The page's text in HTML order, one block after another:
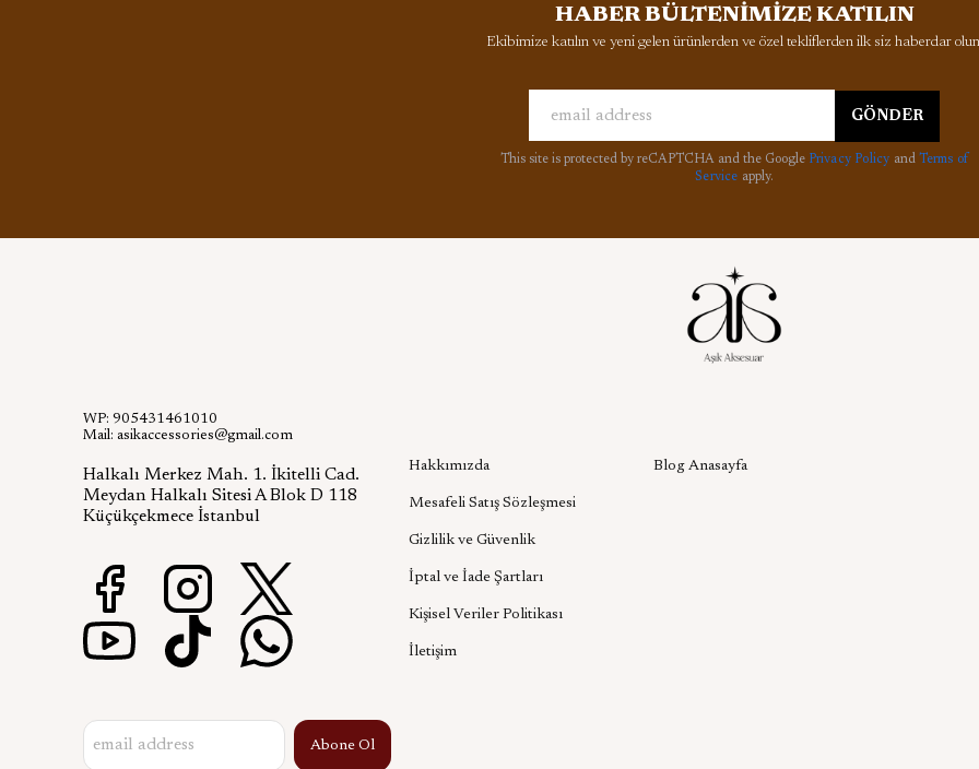
HABER BÜLTENİMİZE KATILIN
Ekibimize katılın ve yeni gelen ürünlerden ve özel tekliflerden ilk siz haberdar
GÖNDER
This site is protected by reCAPTCHA and the Google Privacy Policy and Terms of
Service apply.
Hakkımızda
Mesafeli Satış Sözleşmesi
Gizlilik ve Güvenlik
İptal ve İade Şartları
Kişisel Veriler Politikası
İletişim
Blog Anasayfa
WP: 905431461010
Mail: asikaccessories@gmail.com
Halkalı Merkez Mah. 1. İkitelli Cad.
Meydan Halkalı Sitesi A Blok D 118
Küçükçekmece İstanbul
Abone Ol